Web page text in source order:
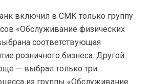
включил в СМК только группу
«Обслуживание физических
соответствующая
розничного бизнеса. Другой
— выбрал только три
из группы «Обслуживание